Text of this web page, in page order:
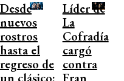
Desde
nuevos
rostros
hasta el
regreso de
Líder de
La
Cofradía
cargó
contra